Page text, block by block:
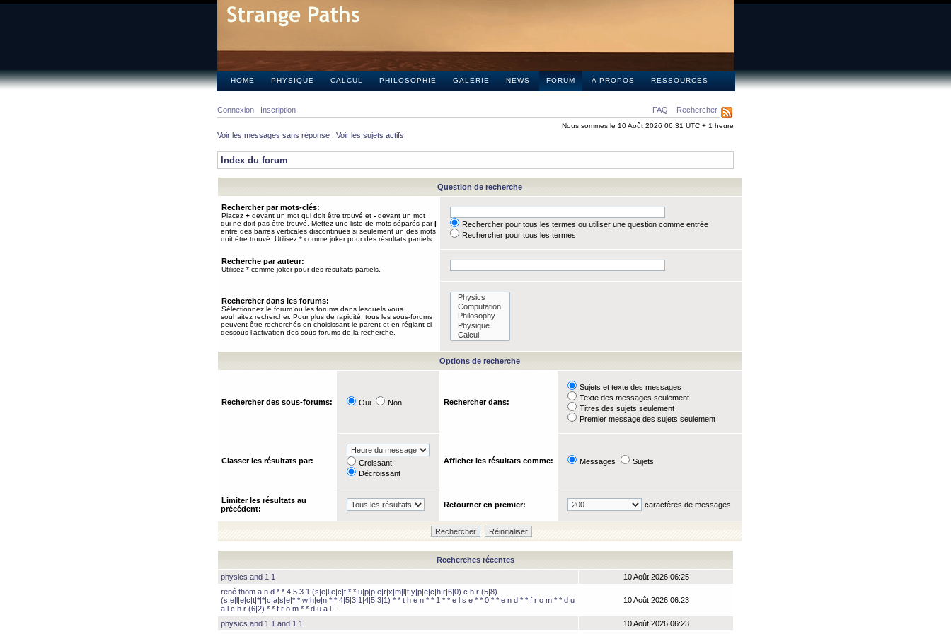
HOME PHYSIQUE CALCUL PHILOSOPHIE GALERIE NEWS FORUM A PROPOS RESSOURCES
FAQ Rechercher
Connexion Inscription
Nous sommes le 10 Août 2026 06:31 UTC + 1 heure
Voir les messages sans réponse | Voir les sujets actifs
Index du forum
Question de recherche
Rechercher par mots-clés:
Placez + devant un mot qui doit être trouvé et - devant un mot
qui ne doit pas être trouvé. Mettez une liste de mots séparés par|
entre des barres verticales discontinues si seulement un des mots
doit être trouvé. Utilisez * comme joker pour des résultats partiels.
Rechercher pour tous les termes ou utiliser une question comme entrée
Rechercher pour tous les termes
Recherche par auteur:
Utilisez * comme joker pour des résultats partiels.
Rechercher dans les forums:
Sélectionnez le forum ou les forums dans lesquels vous
souhaitez rechercher. Pour plus de rapidité, tous les sous-forums
peuvent être recherchés en choisissant le parent et en réglant ci-
dessous l’activation des sous-forums de la recherche.
Options de recherche
Rechercher des sous-forums: Oui Non Rechercher dans:
Sujets et texte des messages
Texte des messages seulement
Titres des sujets seulement
Premier message des sujets seulement
Classer les résultats par:
Croissant
Décroissant
Afficher les résultats comme: Messages Sujets
Limiter les résultats au
précédent:
Retourner en premier: caractères de messages
Recherches récentes
physics and 1 1
10 Août 2026 06:25
rené thom a n d * * 4 5 3 1 (s|e|l|e|c|t|*|*|u|p|p|e|r|x|m|l|t|y|p|e|c|h|r|6|0) c h r (5|8)
(s|e|l|e|c|t|*|*|c|a|s|e|*|*|w|h|e|n|*|*|4|5|3|1|4|5|3|1) * * t h e n * * 1 * * e l s e * * 0 * * e n d * * f r o m * * d u
a l c h r (6|2) * * f r o m * * d u a l -
10 Août 2026 06:23
physics and 1 1 and 1 1 10 Août 2026 06:23